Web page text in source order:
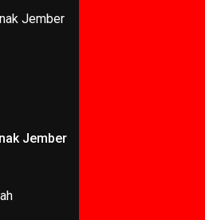
Jember